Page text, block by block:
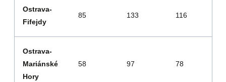
Ostrava-
Fifejdy
85 133 116
Ostrava-
Mariánské
Hory
58 97 78